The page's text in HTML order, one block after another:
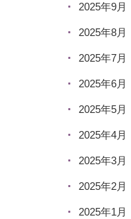
2025年9月
2025年8月
2025年7月
2025年6月
2025年5月
2025年4月
2025年3月
2025年2月
2025年1月